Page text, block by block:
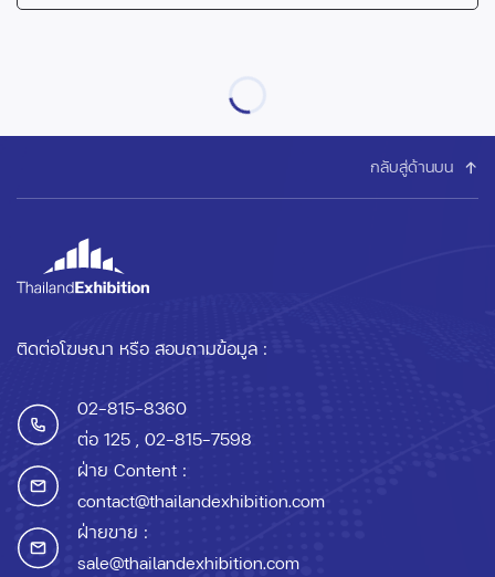
กลับสู่ด้านบน
ติดต่อโฆษณา หรือ สอบถามข้อมูล :
02-815-8360
ต่อ 125 , 02-815-7598
ฝ่าย Content :
contact@thailandexhibition.com
ฝ่ายขาย :
sale@thailandexhibition.com